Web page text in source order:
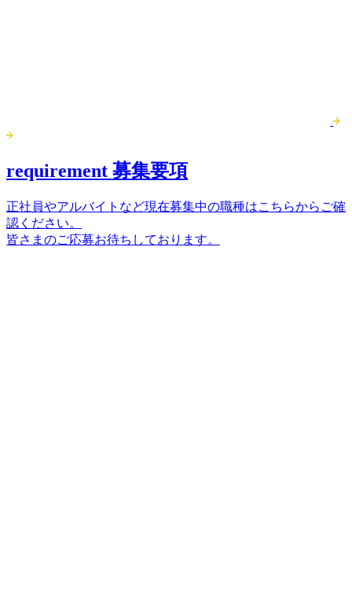
requirement 募集要項
正社員やアルバイトなど現在募集中の職種はこちらからご確
認ください。
皆さまのご応募お待ちしております。